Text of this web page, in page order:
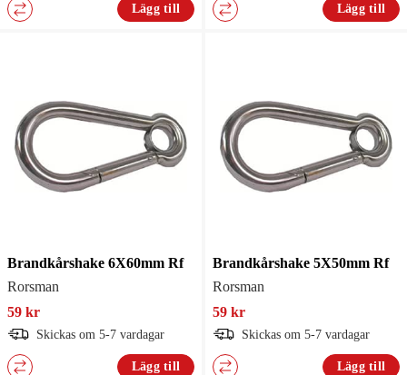
Lägg till Lägg till
Brandkårshake 6X60mm Rf
Rorsman
59 kr
Skickas om 5-7 vardagar
Lägg till
Brandkårshake 5X50mm Rf
Rorsman
59 kr
Skickas om 5-7 vardagar
Lägg till